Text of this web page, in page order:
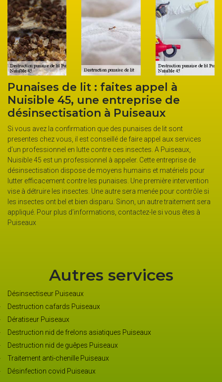
faites appel à
entreprise de
à Puiseaux
que des punaises de lit sont
de faire appel aux services
ces insectes. A Puiseaux,
à appeler. Cette entreprise de
moyens humains et matériels pour
punaises. Une première intervention
autre sera menée pour contrôle si
Sinon, un autre traitement sera
contactez-le si vous êtes à
Élimination des
un traitement
l’entreprise
L’entreprise Nuisible 45 est à
particuliers et professionnels
occupants (locataire…) peuvent
d’élimination d’insectes
propriétaire. Pour avoir des
premier lieu un diagnostic pour
stade de la majorité des
primaire, la lutte thermique
Avec cette technique,
Autres services
Désinsectiseur Puiseaux
Destruction cafards Puiseaux
Dératiseur Puiseaux
Destruction nid de frelons asiatiques Puiseaux
Destruction nid de guêpes Puiseaux
Traitement anti-chenille Puiseaux
Désinfection covid Puiseaux